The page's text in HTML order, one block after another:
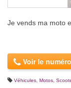
Je vends ma moto
Voir le numéro
Véhicules Motos,